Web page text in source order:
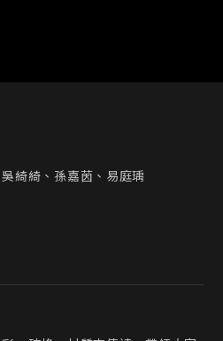
綺綺、孫嘉茵、易庭瑀